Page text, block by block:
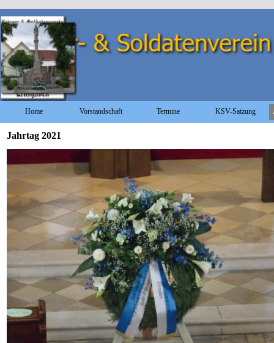
Home Vorstandschaft Termine KSV-Satzung
Jahrtag 2021